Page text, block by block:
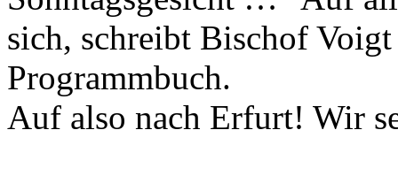
sich, schreibt Bischof
Programmbuch.
Auf also nach Erfurt! Wir